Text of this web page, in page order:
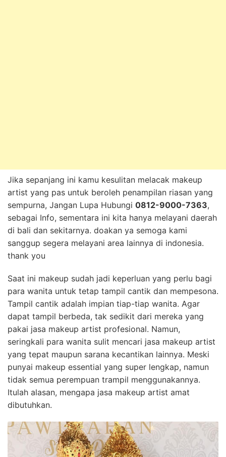
Jika sepanjang ini kamu kesulitan melacak makeup
artist yang pas untuk beroleh penampilan riasan yang
sempurna, Jangan Lupa Hubungi 0812-9000-7363,
sebagai Info, sementara ini kita hanya melayani daerah
di bali dan sekitarnya. doakan ya semoga kami
sanggup segera melayani area lainnya di indonesia.
thank you
Saat ini makeup sudah jadi keperluan yang perlu bagi
para wanita untuk tetap tampil cantik dan mempesona.
Tampil cantik adalah impian tiap-tiap wanita. Agar
dapat tampil berbeda, tak sedikit dari mereka yang
pakai jasa makeup artist profesional. Namun,
seringkali para wanita sulit mencari jasa makeup artist
yang tepat maupun sarana kecantikan lainnya. Meski
punyai makeup essential yang super lengkap, namun
tidak semua perempuan trampil menggunakannya.
Itulah alasan, mengapa jasa makeup artist amat
dibutuhkan.